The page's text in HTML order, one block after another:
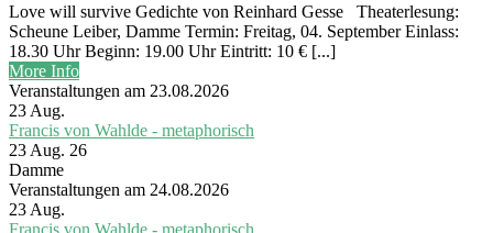
Love will survive Gedichte von Reinhard Gesse Theaterlesung:
Scheune Leiber, Damme Termin: Freitag, 04. September Einlass:
18.30 Uhr Beginn: 19.00 Uhr Eintritt: 10 € [...]
More Info
Veranstaltungen am 23.08.2026
23 Aug.
Francis von Wahlde - metaphorisch
23 Aug. 26
Damme
Veranstaltungen am 24.08.2026
23 Aug.
Francis von Wahlde - metaphorisch